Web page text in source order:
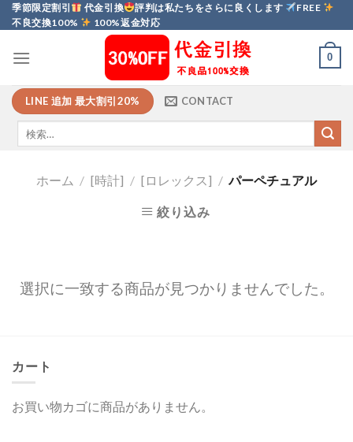
Skip
to
季節限定割引 代金引換 評判は私たちをさらに良くします
FREE
不良交換100%
100%返金対応
0
LINE 追加 最大割引20% CONTACT
ホーム / [時計] / [ロレックス] / パーペチュアル
絞り込み
選択に一致する商品が見つかりませんでした。
カート
お買い物カゴに商品がありません。